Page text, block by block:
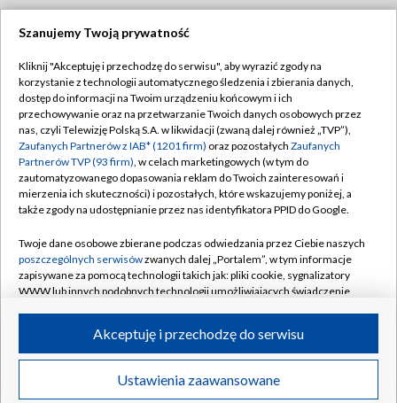
TVP
Abonament TVP
Emisja w TVP
Centrum informacji TVP
Naziemna Telewizja Cyfrowa
Rada Programowa
System NOS
Informacje o nadawcy
Program dla prasy
Ogłoszenie przetargowe
Regulamin TVP
Polityka prywatności
Moje zgody
Pomoc
Kontakt
Kanały
©2026 Telewizja Polska S.A. w likwidacji
Szanujemy Twoją prywatność
Kliknij "Akceptuję i przechodzę do serwisu", aby wyrazić zgody na
korzystanie z technologii automatycznego śledzenia i zbierania danych,
dostęp do informacji na Twoim urządzeniu końcowym i ich
przechowywanie oraz na przetwarzanie Twoich danych osobowych przez
nas, czyli Telewizję Polską S.A. w likwidacji (zwaną dalej również „TVP”),
Zaufanych Partnerów z IAB* (1201 firm) oraz pozostałych Zaufanych
Partnerów TVP (93 firm), w celach marketingowych (w tym do
zautomatyzowanego dopasowania reklam do Twoich zainteresowań i
mierzenia ich skuteczności) i pozostałych, które wskazujemy poniżej, a
także zgody na udostępnianie przez nas identyfikatora PPID do Google.
Twoje dane osobowe zbierane podczas odwiedzania przez Ciebie naszych
poszczególnych serwisówzwanych dalej „Portalem”, w tym informacje
zapisywane za pomocą technologii takich jak: pliki cookie, sygnalizatory
WWW lub innych podobnych technologii umożliwiających świadczenie
ruchu w Internecie.
Twoje dane osobowe zbierane podczas odwiedzania przez Ciebie
poszczególnych serwisówna Portalu, takie jak adresy IP, identyfikatory
Ustawienia zaawansowane
Akceptuję i przechodzę do serwisu